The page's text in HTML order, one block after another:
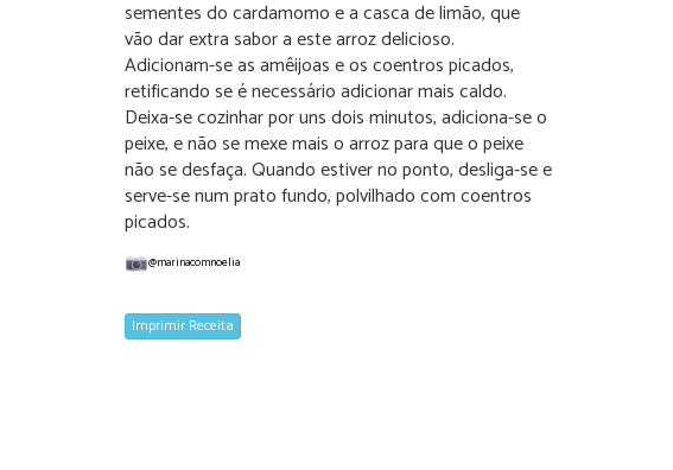
sementes do cardamomo e a casca de limão, que
vão dar extra sabor a este arroz delicioso.
Adicionam-se as amêijoas e os coentros picados,
retificando se é necessário adicionar mais caldo.
Deixa-se cozinhar por uns dois minutos, adiciona-se o
peixe, e não se mexe mais o arroz para que o peixe
não se desfaça. Quando estiver no ponto, desliga-se e
serve-se num prato fundo, polvilhado com coentros
picados.
@marinacomnoelia
Imprimir Receita